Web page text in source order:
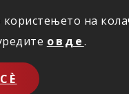
на
овде.